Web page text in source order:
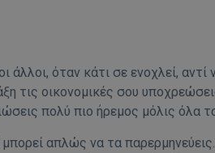
όταν κάτι σε ενοχλεί, αντί
τις οικονομικές σου
πολύ πιο ήρεμος μόλις όλα
απλώς να τα
Microsoft Corporation